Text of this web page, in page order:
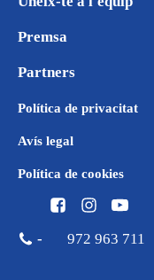
Premsa
Partners
Política de privacitat
Avís legal
Política de cookies
- 972 963 711